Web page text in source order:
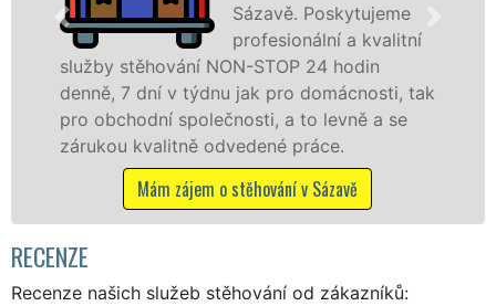
stěhovací
technikou. Tyto
služby zajišťujeme domácnostem i firmám v
celém okresu Benešov se zárukou kvality
franchisové sítě EXTRA STĚHOVÁNÍ.
Nabízíme stěhovací služby NON-STOP
včetně víkendů a svátků bez příplatků.
Mám zájem o stěhovací služby v Sázavě
RECENZE